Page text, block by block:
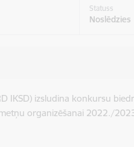
Statuss
Noslēdzies
IKSD) izsludina konkursu
organizēšanai 2022./